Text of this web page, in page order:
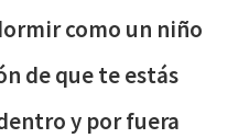
como un niño
de que te estás
y por fuera